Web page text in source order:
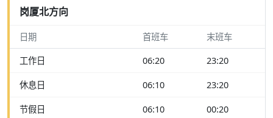
岗厦北方向
日期 首班车 末班车
工作日 06:20 23:20
休息日 06:10 23:20
节假日 06:10 00:20